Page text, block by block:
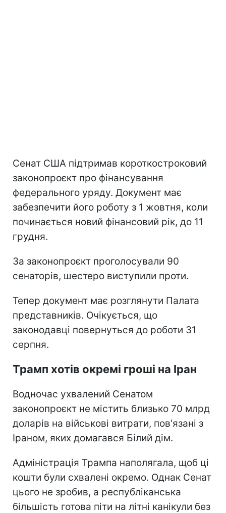
Сенат США підтримав короткостроковий
законопроєкт про фінансування
федерального уряду. Документ має
забезпечити його роботу з 1 жовтня, коли
починається новий фінансовий рік, до 11
грудня.
За законопроєкт проголосували 90
сенаторів, шестеро виступили проти.
Тепер документ має розглянути Палата
представників. Очікується, що
законодавці повернуться до роботи 31
серпня.
Трамп хотів окремі гроші на Іран
Водночас ухвалений Сенатом
законопроєкт не містить близько 70 млрд
доларів на військові витрати, пов'язані з
Іраном, яких домагався Білий дім.
Адміністрація Трампа наполягала, щоб ці
кошти були схвалені окремо. Однак Сенат
цього не зробив, а республіканська
більшість готова піти на літні канікули без